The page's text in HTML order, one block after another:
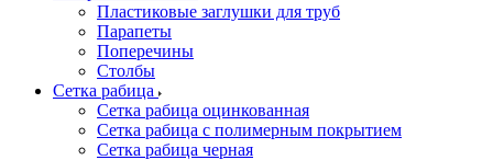
Пластиковые заглушки для труб
Парапеты
Поперечины
Столбы
Сетка рабица
Сетка рабица оцинкованная
Сетка рабица с полимерным покрытием
Сетка рабица черная